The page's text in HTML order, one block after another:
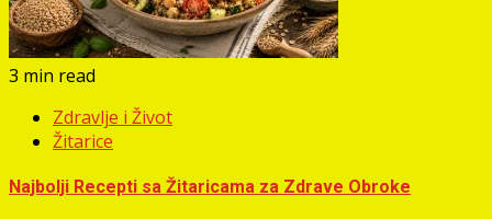
3 min read
Zdravlje i Život
Žitarice
Najbolji Recepti sa Žitaricama za Zdrave Obroke